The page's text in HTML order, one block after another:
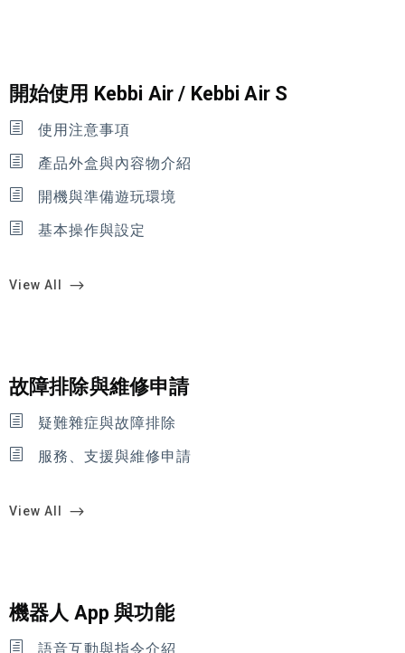
開始使用 Kebbi Air / Kebbi Air S
使用注意事項
產品外盒與內容物介紹
開機與準備遊玩環境
基本操作與設定
View All
故障排除與維修申請
疑難雜症與故障排除
服務、支援與維修申請
View All
機器人 App 與功能
語音互動與指令介紹